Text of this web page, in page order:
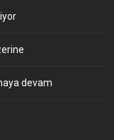
devam